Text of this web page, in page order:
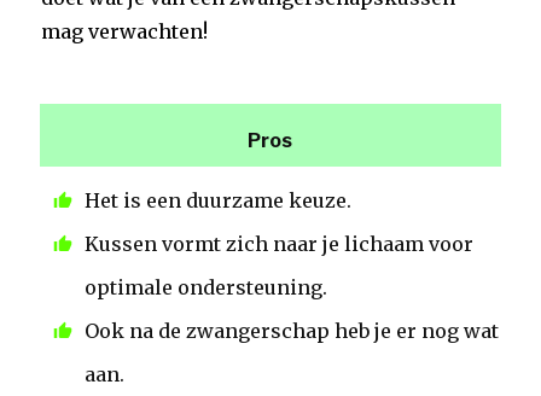
mag verwachten!
Pros
Het is een duurzame keuze.
Kussen vormt zich naar je lichaam voor
optimale ondersteuning.
Ook na de zwangerschap heb je er nog wat
aan.